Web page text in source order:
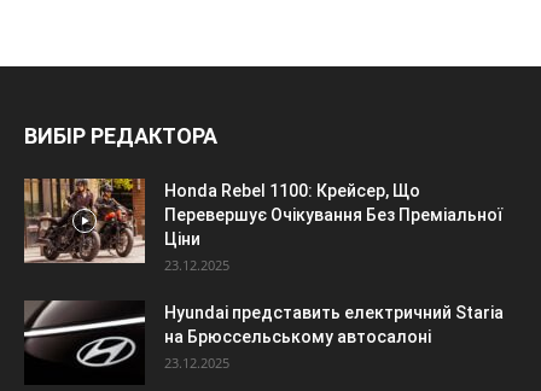
ВИБІР РЕДАКТОРА
Honda Rebel 1100: Крейсер, Що
Перевершує Очікування Без Преміальної
Ціни
23.12.2025
Hyundai представить електричний Staria
на Брюссельському автосалоні
23.12.2025